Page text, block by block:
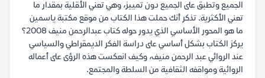
الجميع وتطبق على الجميع دون تمييز، وهي تعني الأقلية بمقدار ما
تعني الأكثرية. تذكر أنك حملت هذا الكتاب من موقع مكتبة ياسمين
ما هو المحور الأساسي الذي يدور حوله كتاب عبدالرحمن منيف 2008؟
يركز الكتاب بشكل أساسي على دراسة الفكر الديمقراطي والسياسي
عند الروائي عبد الرحمن منيف، وكيف انعكست هذه الرؤى على أعماله
الروائية ومواقفه الثقافية من السلطة والمجتمع.